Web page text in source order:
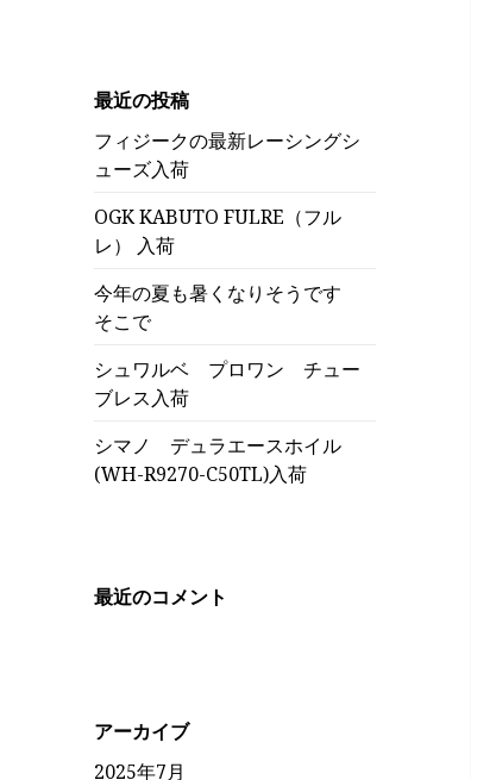
最近の投稿
フィジークの最新レーシングシ
ューズ入荷
OGK KABUTO FULRE（フル
レ） 入荷
今年の夏も暑くなりそうです
そこで
シュワルベ プロワン チュー
ブレス入荷
シマノ デュラエースホイル
(WH-R9270-C50TL)入荷
最近のコメント
アーカイブ
2025年7月